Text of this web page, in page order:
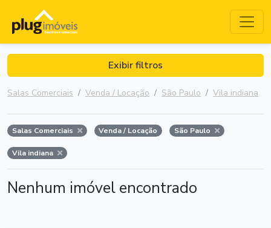
Exibir filtros
Salas Comerciais Venda / Locação São Paulo Vila indiana
Salas Comerciais Venda / Locação São Paulo
Vila indiana
Nenhum imóvel encontrado